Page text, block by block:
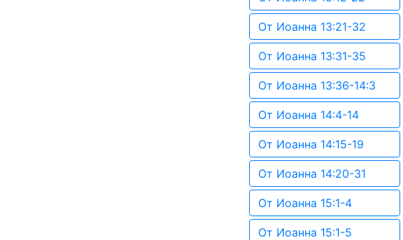
От Иоанна 13:21-32
От Иоанна 13:31-35
От Иоанна 13:36-14:3
От Иоанна 14:4-14
От Иоанна 14:15-19
От Иоанна 14:20-31
От Иоанна 15:1-4
От Иоанна 15:1-5